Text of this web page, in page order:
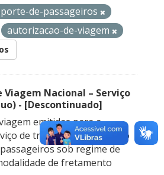
de-passageiros
autorizacao-de-viagem
Nacional – Serviço
- [Descontinuado]
emitidas para a
de transporte rodoviário
sob regime de
de fretamento